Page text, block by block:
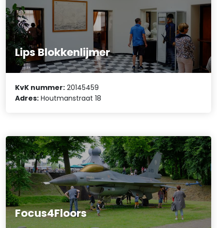
Lips Blokkenlijmer
KvK nummer: 20145459
Adres: Houtmanstraat 18
Focus4Floors